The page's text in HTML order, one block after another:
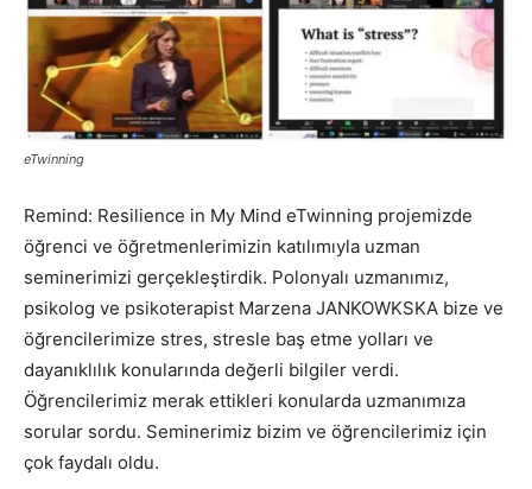
eTwinning
Remind: Resilience in My Mind eTwinning projemizde
öğrenci ve öğretmenlerimizin katılımıyla uzman
seminerimizi gerçekleştirdik. Polonyalı uzmanımız,
psikolog ve psikoterapist Marzena JANKOWKSKA bize ve
öğrencilerimize stres, stresle baş etme yolları ve
dayanıklılık konularında değerli bilgiler verdi.
Öğrencilerimiz merak ettikleri konularda uzmanımıza
sorular sordu. Seminerimiz bizim ve öğrencilerimiz için
çok faydalı oldu.